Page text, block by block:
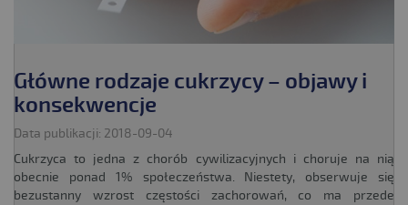
Główne rodzaje cukrzycy – objawy i
konsekwencje
Data publikacji: 2018-09-04
Cukrzyca to jedna z chorób cywilizacyjnych i choruje na nią
obecnie ponad 1% społeczeństwa. Niestety, obserwuje się
bezustanny wzrost częstości zachorowań, co ma przede